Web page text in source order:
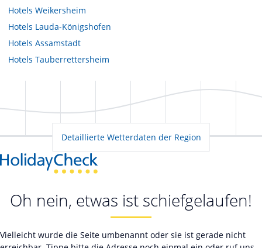
Hotels Weikersheim
Hotels Lauda-Königshofen
Hotels Assamstadt
Hotels Tauberrettersheim
Detaillierte Wetterdaten der Region
Oh nein, etwas ist schiefgelaufen!
Vielleicht wurde die Seite umbenannt oder sie ist gerade nicht